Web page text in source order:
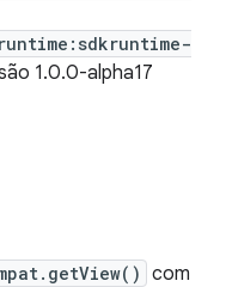
1.0.0-alpha17
com